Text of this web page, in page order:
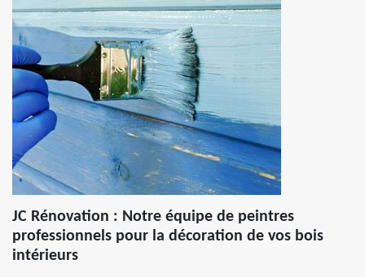
JC Rénovation : Notre équipe de peintres
professionnels pour la décoration de vos bois
intérieurs